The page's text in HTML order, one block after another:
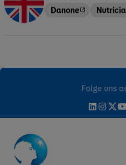
Danone
Nutricia
Folge uns